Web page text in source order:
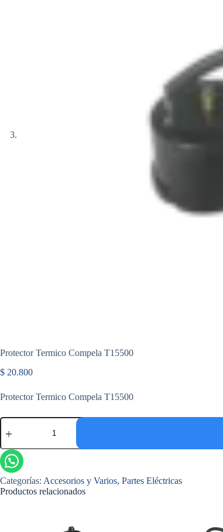
Protector Termico Compela T15500
$ 20.800
Protector Termico Compela T15500
Protector
Termico
T15500
cantidad
Categorías: Accesorios y Varios, Partes Eléctricas
Productos relacionados